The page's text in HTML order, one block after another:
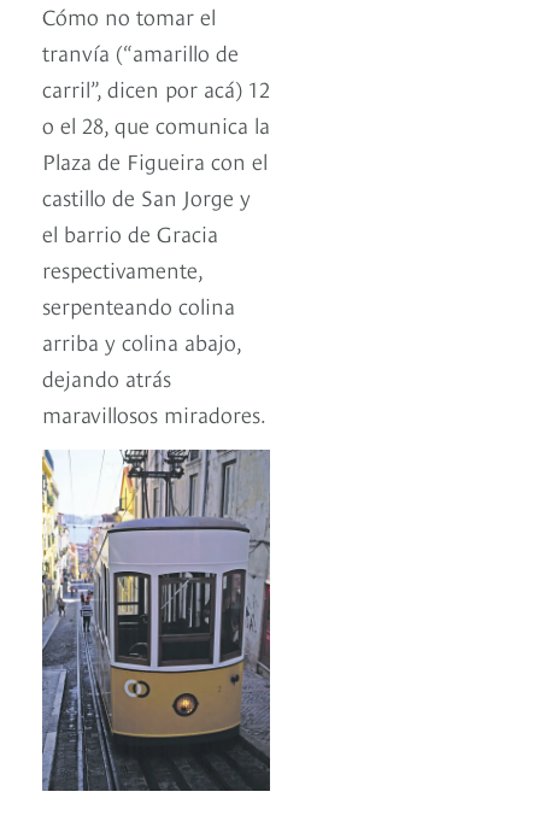
Cómo no tomar el
tranvía (“amarillo de
carril”, dicen por acá) 12
o el 28, que comunica la
Plaza de Figueira con el
castillo de San Jorge y
el barrio de Gracia
respectivamente,
serpenteando colina
arriba y colina abajo,
dejando atrás
maravillosos miradores.